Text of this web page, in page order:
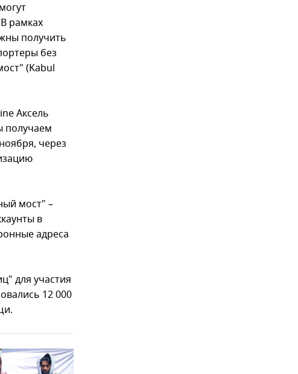
рамках
получить
без
(Kabul
Аксель
получаем
через
мост" –
в
адреса
для участия
12 000